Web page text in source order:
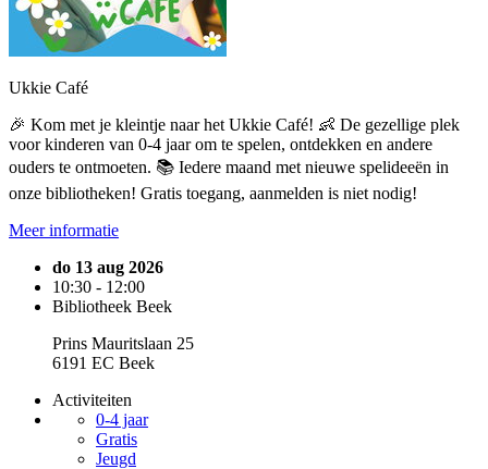
Ukkie Café
🎉 Kom met je kleintje naar het Ukkie Café! 👶 De gezellige plek
voor kinderen van 0-4 jaar om te spelen, ontdekken en andere
ouders te ontmoeten. 📚 Iedere maand met nieuwe spelideeën in
onze bibliotheken! Gratis toegang, aanmelden is niet nodig!
Meer informatie
do 13 aug 2026
10:30 - 12:00
Bibliotheek Beek
Prins Mauritslaan 25
6191 EC Beek
Activiteiten
0-4 jaar
Gratis
Jeugd